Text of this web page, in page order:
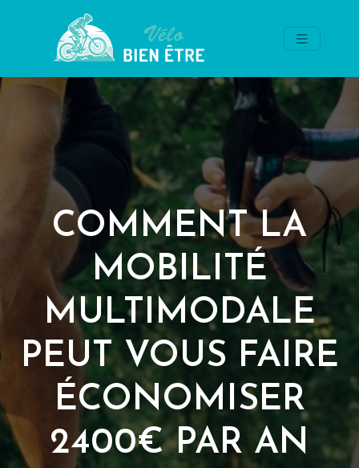
COMMENT LA
MOBILITÉ
MULTIMODALE
PEUT VOUS FAIRE
ÉCONOMISER
2400€ PAR AN